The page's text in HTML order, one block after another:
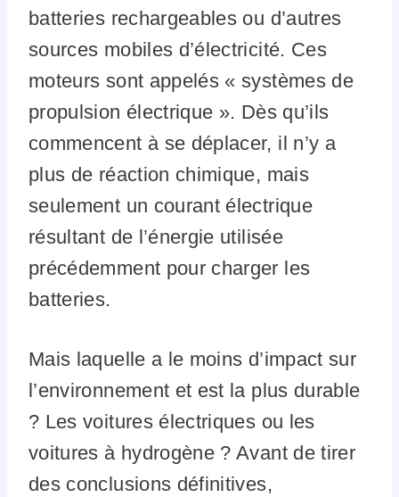
batteries rechargeables ou d’autres
sources mobiles d’électricité. Ces
moteurs sont appelés « systèmes de
propulsion électrique ». Dès qu’ils
commencent à se déplacer, il n’y a
plus de réaction chimique, mais
seulement un courant électrique
résultant de l’énergie utilisée
précédemment pour charger les
batteries.
Mais laquelle a le moins d’impact sur
l’environnement et est la plus durable
? Les voitures électriques ou les
voitures à hydrogène ? Avant de tirer
des conclusions définitives,